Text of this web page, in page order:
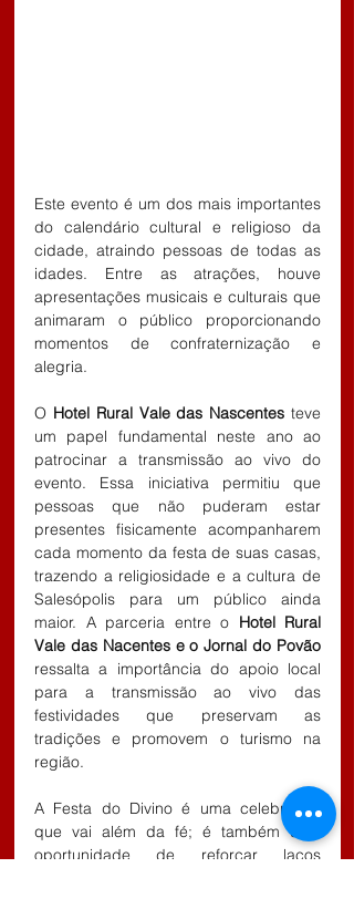
Este evento é um dos mais importantes
do calendário cultural e religioso da
cidade, atraindo pessoas de todas as
idades. Entre as atrações, houve
apresentações musicais e culturais que
animaram o público proporcionando
momentos de confraternização e
alegria.
O Hotel Rural Vale das Nascentes teve
um papel fundamental neste ano ao
patrocinar a transmissão ao vivo do
evento. Essa iniciativa permitiu que
pessoas que não puderam estar
presentes fisicamente acompanharem
cada momento da festa de suas casas,
trazendo a religiosidade e a cultura de
Salesópolis para um público ainda
maior. A parceria entre o Hotel Rural
Vale das Nacentes e o Jornal do Povão
ressalta a importância do apoio local
para a transmissão ao vivo das
festividades que preservam as
tradições e promovem o turismo na
região.
A Festa do Divino é uma celebração
que vai além da fé; é também uma
oportunidade de reforçar laços